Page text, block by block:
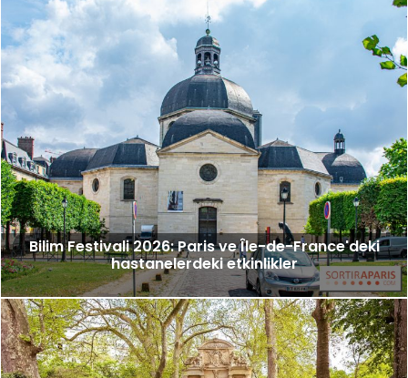
Bilim Festivali 2026: Paris ve Île-de-France'deki
hastanelerdeki etkinlikler